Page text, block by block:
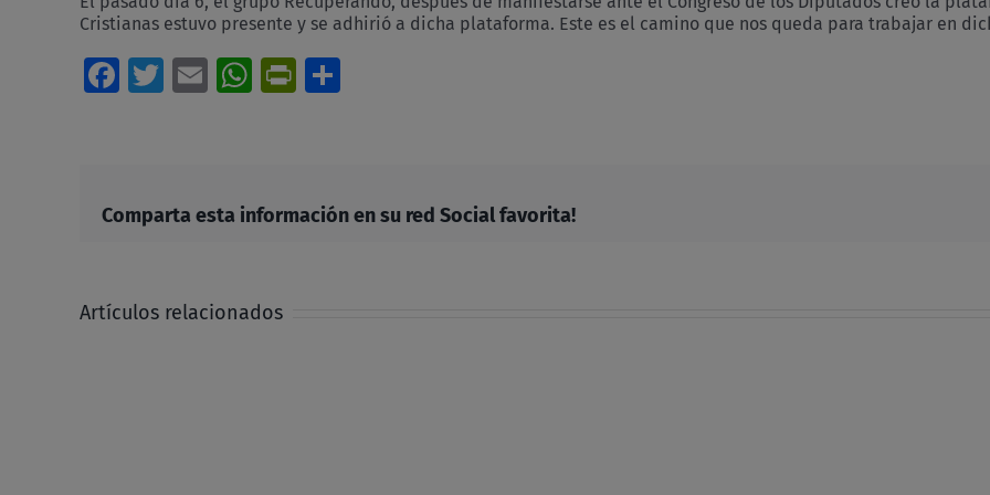
Cristianas estuvo presente y se adhirió a dicha plataforma. Este es el camino que nos queda para trabajar en
Facebook
Twitter
EmailWhatsApp
PrintFriendly
Comparta esta información en su red Social favorita!
Artículos relacionados